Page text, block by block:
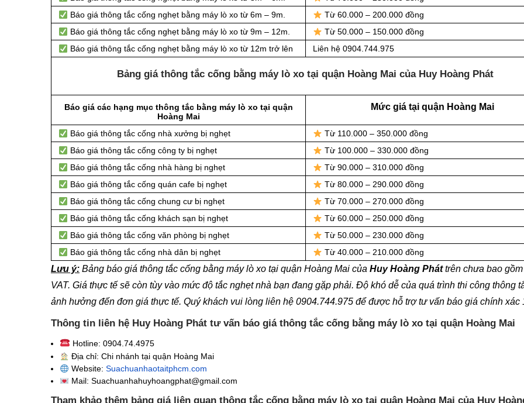
Báo giá thông tắc cống nghẹt bằng máy lò xo từ 6m – 9m.
Từ 60.000 – 200.000 đồng
Báo giá thông tắc cống nghẹt bằng máy lò xo từ 9m – 12m.
Từ 50.000 – 150.000 đồng
Báo giá thông tắc cống nghẹt bằng máy lò xo từ 12m trở lên Liên hệ 0904.744.975
Bảng giá thông tắc cống bằng máy lò xo tại quận Hoàng Mai của Huy Hoàng Phát
Báo giá các hạng mục thông tắc bằng máy lò xo tại quận
Hoàng Mai
Mức giá tại quận Hoàng Mai
Báo giá thông tắc cống nhà xưởng bị nghẹt
Từ 110.000 – 350.000 đồng
Báo giá thông tắc cống công ty bị nghẹt
Từ 100.000 – 330.000 đồng
Báo giá thông tắc cống nhà hàng bị nghẹt
Từ 90.000 – 310.000 đồng
Báo giá thông tắc cống quán cafe bị nghẹt
Từ 80.000 – 290.000 đồng
Báo giá thông tắc cống chung cư bị nghẹt
Từ 70.000 – 270.000 đồng
Báo giá thông tắc cống khách sạn bị nghẹt
Từ 60.000 – 250.000 đồng
Báo giá thông tắc cống văn phòng bị nghẹt
Từ 50.000 – 230.000 đồng
Báo giá thông tắc cống nhà dân bị nghẹt
Từ 40.000 – 210.000 đồng
Lưu ý: Bảng báo giá thông tắc cống bằng máy lò xo tại quận Hoàng Mai của Huy Hoàng Pháttrên chưa bao
VAT. Giá thực tế sẽ còn tùy vào mức độ tắc nghẹt nhà bạn đang gặp phải. Độ khó dễ của quá trình thi công thông
ảnh hưởng đến đơn giá thực tế. Quý khách vui lòng liên hệ 0904.744.975 để được hỗ trợ tư vấn báo giá chính xác
Thông tin liên hệ Huy Hoàng Phát tư vấn báo giá thông tắc cống bằng máy lò xo tại quận Hoàng Mai
Hotline: 0904.74.4975
Địa chỉ: Chi nhánh tại quận Hoàng Mai
Website: Suachuanhaotaitphcm.com
Mail: Suachuanhahuyhoangphat@gmail.com
Tham khảo thêm bảng giá liên quan thông tắc cống bằng máy lò xo tại quận Hoàng Mai của Huy